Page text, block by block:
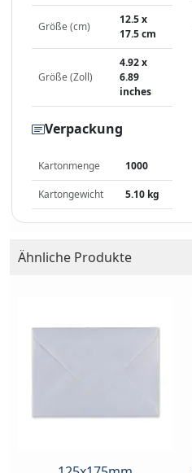
Größe (cm)
12.5 x
17.5 cm
Größe (Zoll)
4.92 x
6.89
inches
Verpackung
Kartonmenge 1000
Kartongewicht 5.10 kg
Ähnliche Produkte